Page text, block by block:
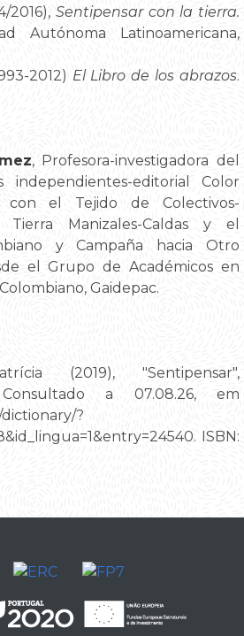
2016), Sentipensar con la tierra.
Autónoma Latinoamericana,
2012) El Libro de los abrazos.
, Profesora-investigadora del
editorial Color
el Tejido de Colectivos-
Manizales-Caldas y el
y Campaña hacia Otro
el Grupo de Académicos en
Gaidepac.
(2019), "Sentipensar",
a 07.08.26, em
?
ISBN: